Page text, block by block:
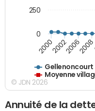
Gellenoncourt
Moyenne
2000200220062008
0
250
© JDN 2026
Annuité de la